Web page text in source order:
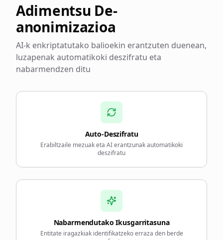
Adimentsu De-
anonimizazioa
AI-k enkriptatutako balioekin erantzuten duenean,
luzapenak automatikoki deszifratu eta
nabarmendzen ditu
Auto-Deszifratu
Erabiltzaile mezuak eta AI erantzunak automatikoki
deszifratu
Nabarmendutako Ikusgarritasuna
Entitate iragazkiak identifikatzeko erraza den berde